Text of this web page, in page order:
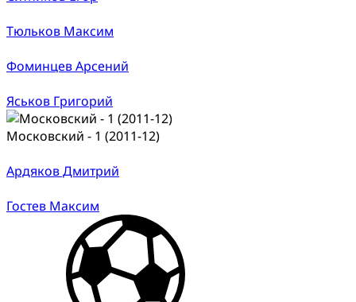
Тюльков Максим
Фоминцев Арсений
Яськов Григорий
Московский - 1 (2011-12)
Ардяков Дмитрий
Гостев Максим